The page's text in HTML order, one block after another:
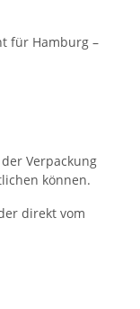
für Hamburg –
Verpackung
können.
direkt vom